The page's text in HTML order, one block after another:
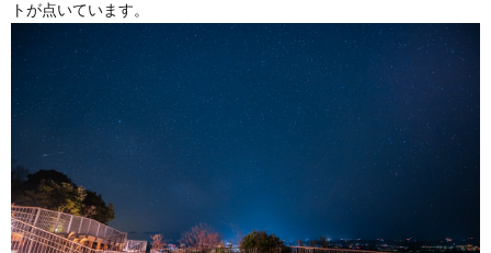
トが点いています。